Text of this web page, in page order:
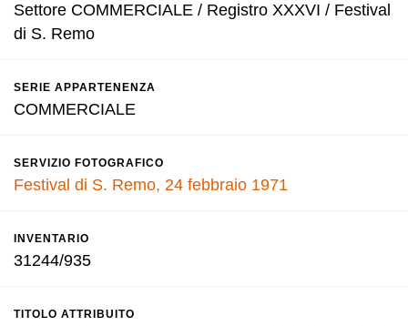
Settore COMMERCIALE / Registro XXXVI / Festival
di S. Remo
SERIE APPARTENENZA
COMMERCIALE
SERVIZIO FOTOGRAFICO
Festival di S. Remo, 24 febbraio 1971
INVENTARIO
31244/935
TITOLO ATTRIBUITO